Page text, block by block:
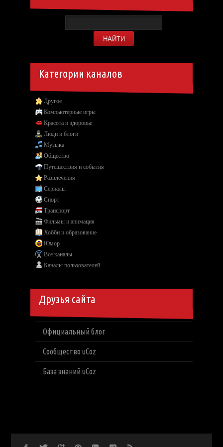
Категории каналов
Другое
Компьютерные игры
Красота и здоровье
Люди и блоги
Музыка
Общество
Путешествия и события
Развлечения
Сериалы
Спорт
Транспорт
Фильмы и анимация
Хобби и образование
Юмор
Все каналы
Каналы пользователей
Друзья сайта
Официальный блог
Сообщество uCoz
База знаний uCoz